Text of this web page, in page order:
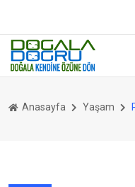
Anasayfa Yaşam